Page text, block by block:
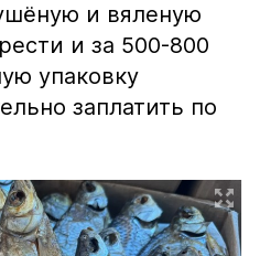
и вяленую
и за 500-800
упаковку
заплатить по